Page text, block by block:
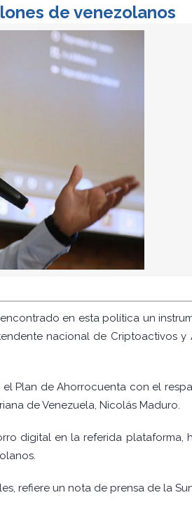
de venezolanos
en esta política un
nacional de Criptoactivos y
Plan de Ahorrocuenta con el
de Venezuela, Nicolás Maduro.
digital en la referida plataforma,
refiere un nota de prensa de la